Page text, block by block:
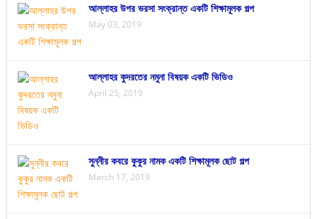
আল্লাহর উপর ভরসা সংক্রান্ত একটি শিক্ষামূলক গল্প
May 03, 2019
আল্লাহর কুদরতের নমুনা বিষয়ক একটি ভিডিও
April 25, 2019
সুন্নীর কবরে কুকুর নামক একটি শিক্ষামূলক ছোট গল্প
March 17, 2019